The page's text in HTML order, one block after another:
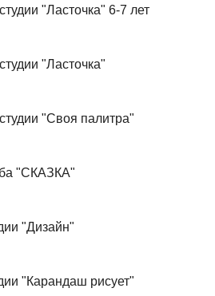
"Ласточка" 6-7 лет
"Ласточка"
"Своя палитра"
"СКАЗКА"
"Дизайн"
"Карандаш рисует"